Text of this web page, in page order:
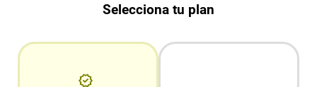
Selecciona tu plan